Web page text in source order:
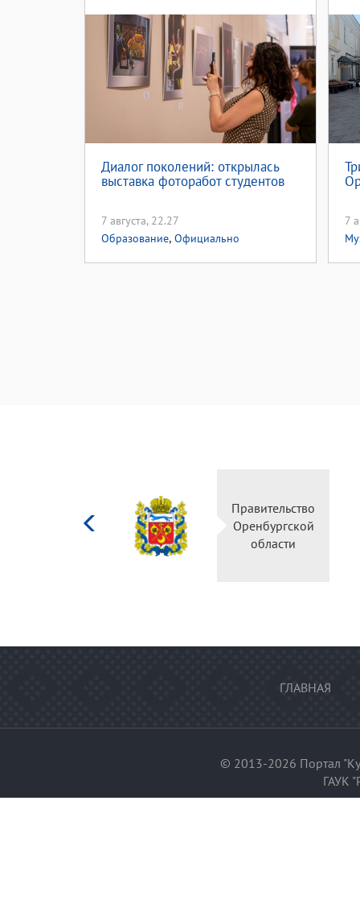
Диалог поколений: открылась
выставка фоторабот студентов
7 августа, 22.27
Образование, Официально
7
Министерство
культуры
Российской
федерации
ГЛАВНАЯ
© 2013-2026 Портал
ГАУК